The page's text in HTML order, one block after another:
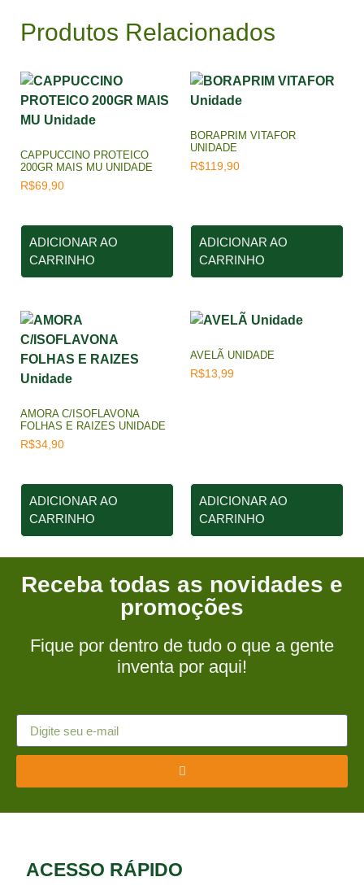
Produtos Relacionados
CAPPUCCINO PROTEICO
200GR MAIS MU UNIDADE
R$69,90
ADICIONAR AO
CARRINHO
BORAPRIM VITAFOR
UNIDADE
R$119,90
ADICIONAR AO
CARRINHO
AMORA C/ISOFLAVONA
FOLHAS E RAIZES UNIDADE
R$34,90
ADICIONAR AO
CARRINHO
AVELÃ UNIDADE
R$13,99
ADICIONAR AO
CARRINHO
Receba todas as novidades e
promoções
Fique por dentro de tudo o que a gente
inventa por aqui!
ACESSO RÁPIDO​